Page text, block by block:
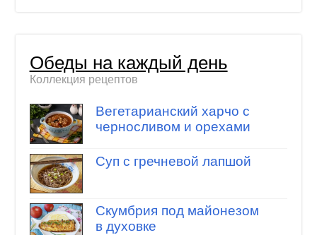
Обеды на каждый день
Коллекция рецептов
Вегетарианский харчо с
черносливом и орехами
Суп с гречневой лапшой
Скумбрия под майонезом
в духовке